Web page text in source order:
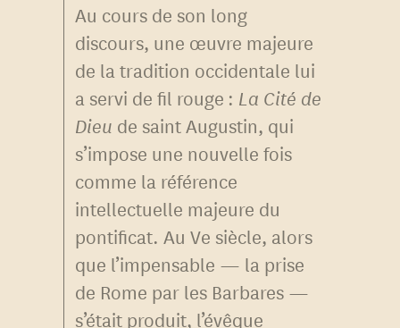
Au cours de son long
discours, une œuvre majeure
de la tradition occidentale lui
a servi de fil rouge : La Cité de
Dieu de saint Augustin, qui
s’impose une nouvelle fois
comme la référence
intellectuelle majeure du
pontificat. Au Ve siècle, alors
que l’impensable — la prise
de Rome par les Barbares —
s’était produit, l’évêque